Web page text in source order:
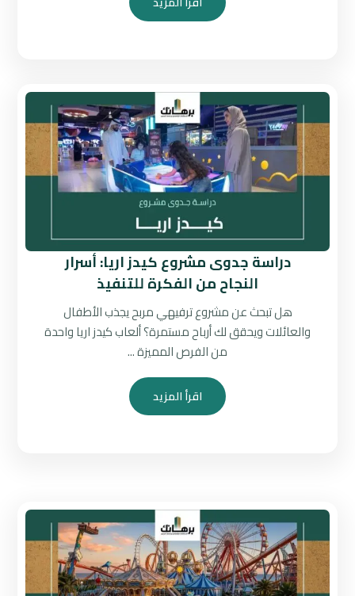
دراسة جدوى مشروع كيدز اريا: أسرار
النجاح من الفكرة للتنفيذ
هل تبحث عن مشروع ترفيهي مربح يجذب الأطفال
والعائلات ويحقق لك أرباح مستمرة؟ ألعاب كيدز اريا واحدة
من الفرص المميزة ...
اقرأ المزيد